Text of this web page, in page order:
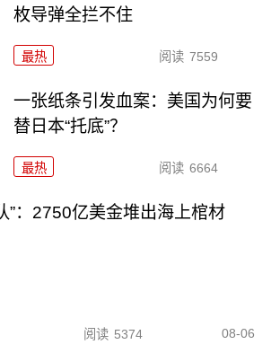
枚导弹全拦不住
最热 阅读 7559
一张纸条引发血案：美国为何要
替日本“托底”？
最热 阅读 6664
”：2750亿美金堆出海上棺材
阅读 5374 08-06